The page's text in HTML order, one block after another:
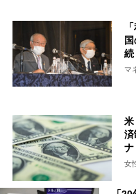
続
マ
済
ナ
女